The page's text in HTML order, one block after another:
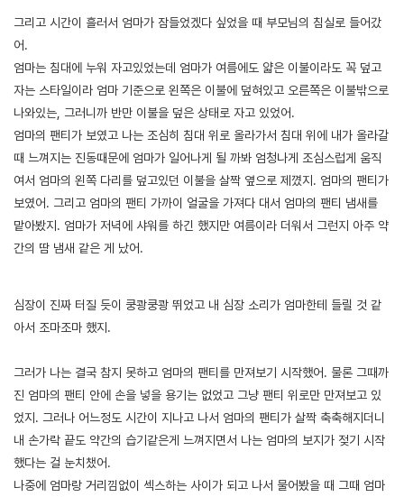
그리고 시간이 흘러서 엄마가 잠들었겠다 싶었을 때 부모님의 침실로 들어갔
어.
엄마는 침대에 누워 자고있었는데 엄마가 여름에도 얇은 이불이라도 꼭 덮고
자는 스타일이라 엄마 기준으로 왼쪽은 이불에 덮혀있고 오른쪽은 이불밖으로
나와있는, 그러니까 반만 이불을 덮은 상태로 자고 있었어.
엄마의 팬티가 보였고 나는 조심히 침대 위로 올라가서 침대 위에 내가 올라갈
때 느껴지는 진동때문에 엄마가 일어나게 될 까봐 엄청나게 조심스럽게 움직
여서 엄마의 왼쪽 다리를 덮고있던 이불을 살짝 옆으로 제꼈지. 엄마의 팬티가
보였어. 그리고 엄마의 팬티 가까이 얼굴을 가져다 대서 엄마의 팬티 냄새를
맡아봤지. 엄마가 저녁에 샤워를 하긴 했지만 여름이라 더워서 그런지 아주 약
간의 땀 냄새 같은 게 났어.
심장이 진짜 터질 듯이 쿵쾅쿵쾅 뛰었고 내 심장 소리가 엄마한테 들릴 것 같
아서 조마조마 했지.
그러가 나는 결국 참지 못하고 엄마의 팬티를 만져보기 시작했어. 물론 그때까
진 엄마의 팬티 안에 손을 넣을 용기는 없었고 그냥 팬티 위로만 만져보고 있
었지. 그러나 어느정도 시간이 지나고 나서 엄마의 팬티가 살짝 축축해지더니
내 손가락 끝도 약간의 습기같은게 느껴지면서 나는 엄마의 보지가 젖기 시작
했다는 걸 눈치챘어.
나중에 엄마랑 거리낌없이 섹스하는 사이가 되고 나서 물어봤을 때 그때 엄마